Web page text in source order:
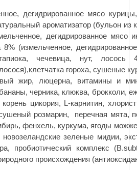
дегидрированное мясо
ароматизатор (бульон из
дегидрированное мясо
(измельченное,
чечевица, нут, лосось
гороха, сушеные
жир, люцерна, витамины и
черника, клюква, брокколи,
цикория, L-карнитин,
розмарин, перечная мята,
фенхель, куркума, ягоды
зеленые мидии,
пробиотический комплекс
происхождения